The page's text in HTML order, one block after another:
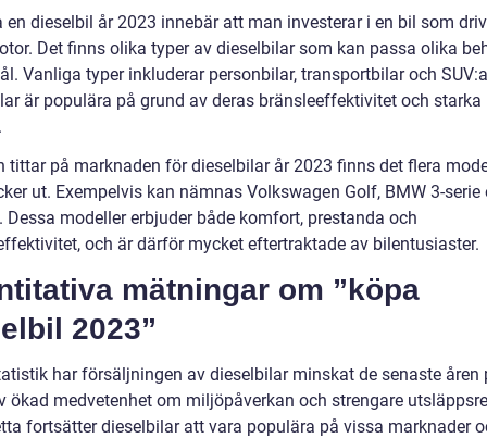
en dieselbil år 2023 innebär att man investerar i en bil som
Det finns olika typer av dieselbilar som kan passa olika
Vanliga typer inkluderar personbilar, transportbilar och
är populära på grund av deras bränsleeffektivitet och starka
tittar på marknaden för dieselbilar år 2023 finns det flera
ut. Exempelvis kan nämnas Volkswagen Golf, BMW 3-serie
Dessa modeller erbjuder både komfort, prestanda och
och är därför mycket eftertraktade av bilentusiaster.
mätningar om ”köpa
2023”
har försäljningen av dieselbilar minskat de senaste åren
ökad medvetenhet om miljöpåverkan och strengare
fortsätter dieselbilar att vara populära på vissa marknader